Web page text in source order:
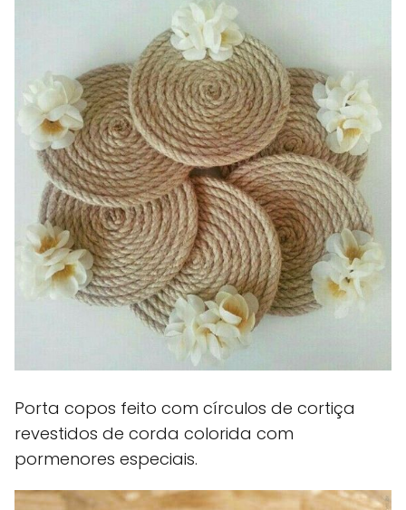
Porta copos feito com círculos de cortiça
revestidos de corda colorida com
pormenores especiais.